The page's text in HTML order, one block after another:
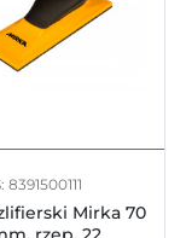
Mirka 70